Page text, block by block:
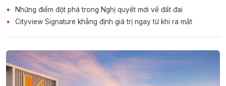
Những điểm đột phá trong Nghị quyết mới về đất đai
Cityview Signature khẳng định giá trị ngay từ khi ra mắt